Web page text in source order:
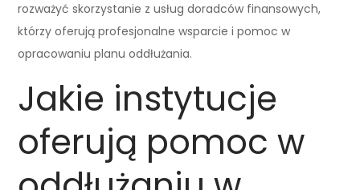
rozważyć skorzystanie z usług doradców finansowych,
którzy oferują profesjonalne wsparcie i pomoc w
opracowaniu planu oddłużania.
Jakie instytucje
oferują pomoc w